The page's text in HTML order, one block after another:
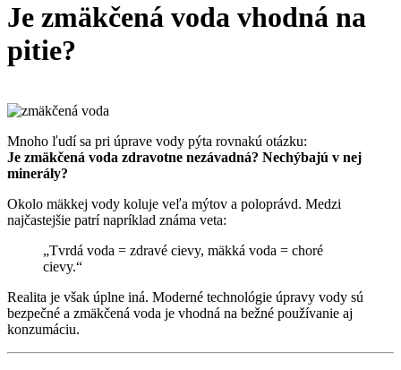
Je zmäkčená voda vhodná na
pitie?
Mnoho ľudí sa pri úprave vody pýta rovnakú otázku:
Je zmäkčená voda zdravotne nezávadná? Nechýbajú v nej
minerály?
Okolo mäkkej vody koluje veľa mýtov a poloprávd. Medzi
najčastejšie patrí napríklad známa veta:
„Tvrdá voda = zdravé cievy, mäkká voda = choré
cievy.“
Realita je však úplne iná. Moderné technológie úpravy vody sú
bezpečné a zmäkčená voda je vhodná na bežné používanie aj
konzumáciu.